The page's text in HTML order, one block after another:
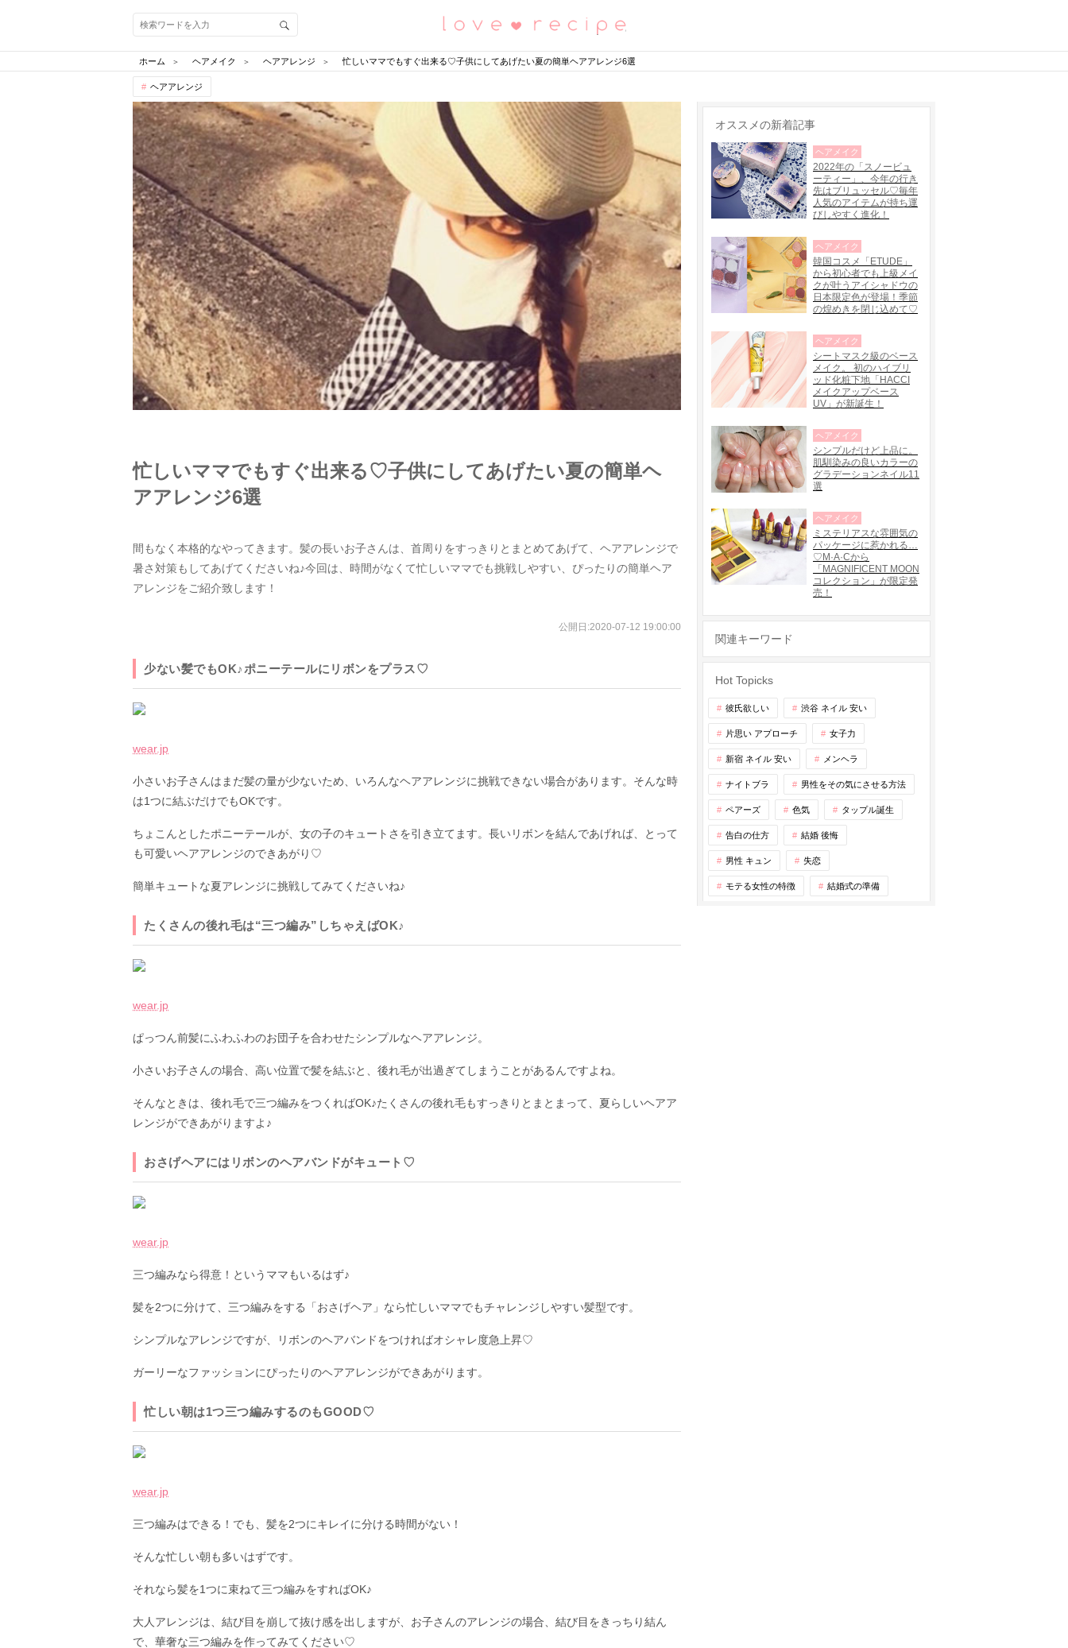
恋愛レシピ
ホーム ヘアメイク ヘアアレンジ 忙しいママでもすぐ出来る♡子供にしてあげたい夏の簡単ヘアアレンジ6選
ヘアアレンジ
忙しいママでもすぐ出来る♡子供にしてあげたい夏の簡単ヘ
アアレンジ6選
間もなく本格的なやってきます。髪の長いお子さんは、首周りをすっきりとまとめてあげて、ヘアアレンジで
暑さ対策もしてあげてくださいね♪今回は、時間がなくて忙しいママでも挑戦しやすい、ぴったりの簡単ヘア
アレンジをご紹介致します！
公開日:2020-07-12 19:00:00
少ない髪でもOK♪ポニーテールにリボンをプラス♡
wear.jp
小さいお子さんはまだ髪の量が少ないため、いろんなヘアアレンジに挑戦できない場合があります。そんな時
は1つに結ぶだけでもOKです。
ちょこんとしたポニーテールが、女の子のキュートさを引き立てます。長いリボンを結んであげれば、とって
も可愛いヘアアレンジのできあがり♡
簡単キュートな夏アレンジに挑戦してみてくださいね♪
たくさんの後れ毛は“三つ編み”しちゃえばOK♪
wear.jp
ぱっつん前髪にふわふわのお団子を合わせたシンプルなヘアアレンジ。
小さいお子さんの場合、高い位置で髪を結ぶと、後れ毛が出過ぎてしまうことがあるんですよね。
そんなときは、後れ毛で三つ編みをつくればOK♪たくさんの後れ毛もすっきりとまとまって、夏らしいヘアア
レンジができあがりますよ♪
おさげヘアにはリボンのヘアバンドがキュート♡
wear.jp
三つ編みなら得意！というママもいるはず♪
髪を2つに分けて、三つ編みをする「おさげヘア」なら忙しいママでもチャレンジしやすい髪型です。
シンプルなアレンジですが、リボンのヘアバンドをつければオシャレ度急上昇♡
ガーリーなファッションにぴったりのヘアアレンジができあがります。
忙しい朝は1つ三つ編みするのもGOOD♡
wear.jp
三つ編みはできる！でも、髪を2つにキレイに分ける時間がない！
そんな忙しい朝も多いはずです。
それなら髪を1つに束ねて三つ編みをすればOK♪
大人アレンジは、結び目を崩して抜け感を出しますが、お子さんのアレンジの場合、結び目をきっちり結ん
で、華奢な三つ編みを作ってみてください♡
オススメの新着記事
2022年の「スノービュ
ーティー」、今年の行き
先はブリュッセル♡毎年
人気のアイテムが持ち運
びしやすく進化！
ヘアメイク
韓国コスメ「ETUDE」
から初心者でも上級メイ
クが叶うアイシャドウの
日本限定色が登場！季節
の煌めきを閉じ込めて♡
ヘアメイク
シートマスク級のベース
メイク。 初のハイブリ
ッド化粧下地「HACCI
メイクアップベース
UV」が新誕生！
ヘアメイク
シンプルだけど上品に。
肌馴染みの良いカラーの
グラデーションネイル11
選
ヘアメイク
ミステリアスな雰囲気の
パッケージに惹かれる…
♡M·A·Cから
「MAGNIFICENT MOON
コレクション」が限定発
売！
ヘアメイク
関連キーワード
Hot Topicks
彼氏欲しい 渋谷 ネイル 安い
片思い アプローチ 女子力
新宿 ネイル 安い メンヘラ
ナイトブラ 男性をその気にさせる方法
ペアーズ 色気 タップル誕生
告白の仕方 結婚 後悔
男性 キュン 失恋
モテる女性の特徴 結婚式の準備